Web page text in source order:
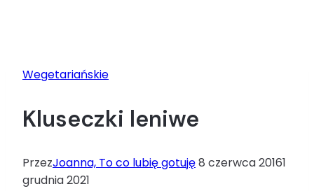
Wegetariańskie
Kluseczki leniwe
PrzezJoanna, To co lubię gotuję8 czerwca 20161
grudnia 2021